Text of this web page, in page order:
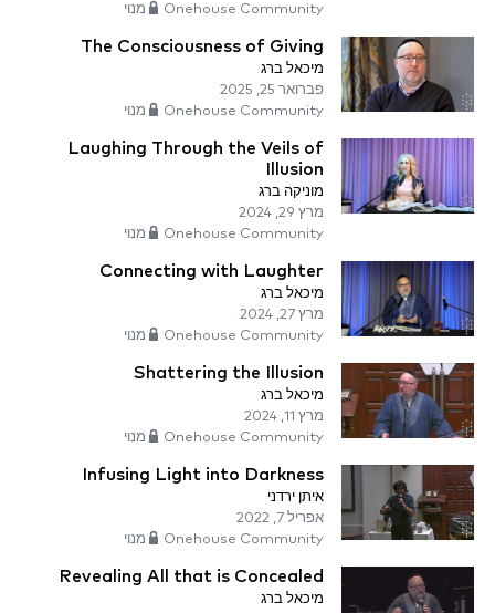
Onehouse Community מנוי
The Consciousness of Giving
מיכאל ברג
פברואר 25, 2025
Onehouse Community מנוי
Laughing Through the Veils of
Illusion
מוניקה ברג
מרץ 29, 2024
Onehouse Community מנוי
Connecting with Laughter
מיכאל ברג
מרץ 27, 2024
Onehouse Community מנוי
Shattering the Illusion
מיכאל ברג
מרץ 11, 2024
Onehouse Community מנוי
Infusing Light into Darkness
איתן ירדני
אפריל 7, 2022
Onehouse Community מנוי
Revealing All that is Concealed
מיכאל ברג